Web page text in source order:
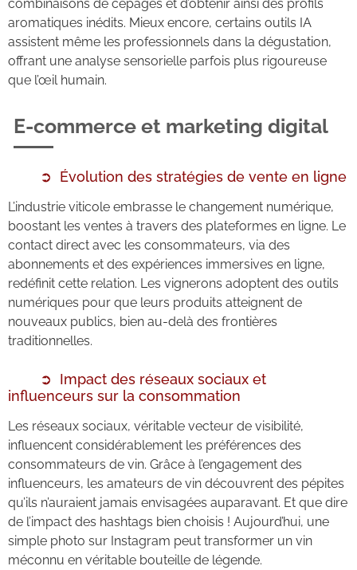
combinaisons de cépages et d’obtenir ainsi des profils
aromatiques inédits. Mieux encore, certains outils IA
assistent même les professionnels dans la dégustation,
offrant une analyse sensorielle parfois plus rigoureuse
que l’œil humain.
E-commerce et marketing digital
Évolution des stratégies de vente en ligne
L’industrie viticole embrasse le changement numérique,
boostant les ventes à travers des plateformes en ligne. Le
contact direct avec les consommateurs, via des
abonnements et des expériences immersives en ligne,
redéfinit cette relation. Les vignerons adoptent des outils
numériques pour que leurs produits atteignent de
nouveaux publics, bien au-delà des frontières
traditionnelles.
Impact des réseaux sociaux et
influenceurs sur la consommation
Les réseaux sociaux, véritable vecteur de visibilité,
influencent considérablement les préférences des
consommateurs de vin. Grâce à l’engagement des
influenceurs, les amateurs de vin découvrent des pépites
qu’ils n’auraient jamais envisagées auparavant. Et que dire
de l’impact des hashtags bien choisis ! Aujourd’hui, une
simple photo sur Instagram peut transformer un vin
méconnu en véritable bouteille de légende.